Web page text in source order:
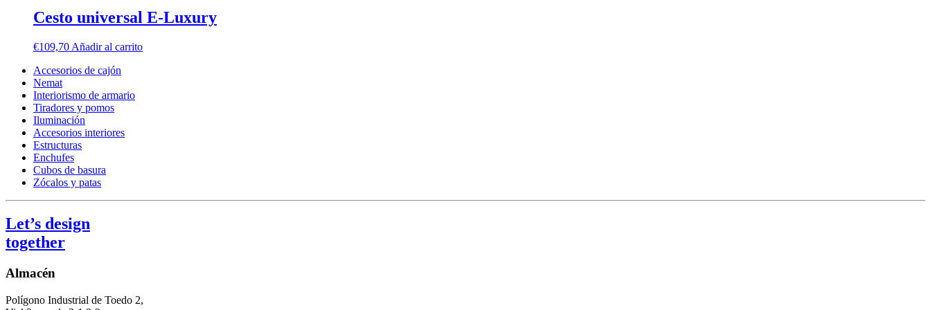
Cesto universal E-Luxury
€109,70 Añadir al carrito
Accesorios de cajón
Nemat
Interiorismo de armario
Tiradores y pomos
Iluminación
Accesorios interiores
Estructuras
Enchufes
Cubos de basura
Zócalos y patas
Let’s design
together
Almacén
Polígono Industrial de Toedo 2,